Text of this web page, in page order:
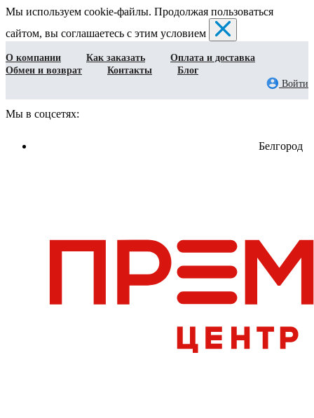
Мы используем cookie-файлы. Продолжая пользоваться
сайтом, вы соглашаетесь с этим условием
О компании Как заказать
Оплата и доставка
Обмен и возврат
Контакты
Блог
Войти
Мы в соцсетях:
Белгород